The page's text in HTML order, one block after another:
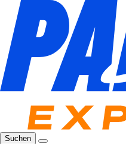
Suchen